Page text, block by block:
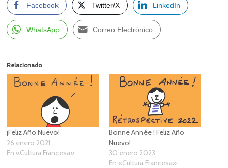
Facebook Twitter/X LinkedIn
WhatsApp Correo Electrónico
Relacionado
¡Feliz Año Nuevo!
26 enero 2021
En «Cultura Francesa»
Bonne Année ! Feliz Año
Nuevo!
30 enero 2023
En «Cultura Francesa»